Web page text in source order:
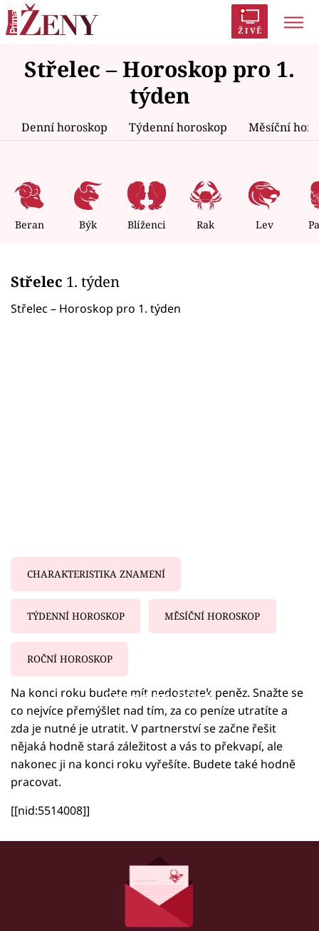
ŽIVĚ
Trendy: Polabí Inspekce Prostřeno!
AYTO?
Proměny
Témata
Celebrity
Seriály
Sledujte nás
Střelec – Horoskop pro 1.
týden
Denní horoskop Týdenní horoskop Měsíční
Beran Býk Blíženci Rak Lev
Střelec 1. týden
Střelec – Horoskop pro 1. týden
CHARAKTERISTIKA ZNAMENÍ
TÝDENNÍ HOROSKOP MĚSÍČNÍ HOROSKOP
ROČNÍ HOROSKOP
Failed to fetch
Na konci roku budete mít nedostatek peněz. Snažte se
co nejvíce přemýšlet nad tím, za co peníze utratíte a
zda je nutné je utratit. V partnerství se začne řešit
nějaká hodně stará záležitost a vás to překvapí, ale
nakonec ji na konci roku vyřešíte. Budete také hodně
pracovat.
[[nid:5514008]]